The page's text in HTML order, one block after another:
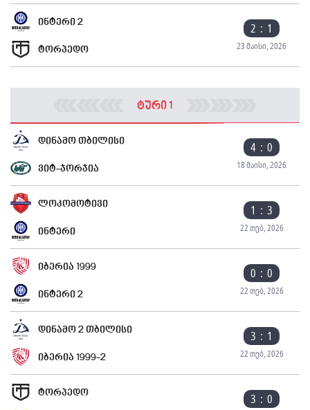
ინტერი 2 2 : 1
23 მაისი, 2026
ტორპედო
ტური 1
დინამო თბილისი 4 : 0
18 მაისი, 2026
ვიტ-ჯორჯია
ლოკომოტივი 1 : 3
22 თებ, 2026
ინტერი
იბერია 1999 0 : 0
22 თებ, 2026
ინტერი 2
დინამო 2 თბილისი 3 : 1
22 თებ, 2026
იბერია 1999-2
ტორპედო 3 : 0